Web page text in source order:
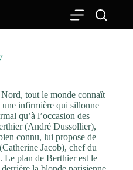
tout le monde connaît
infirmière qui sillonne
qu’à l’occasion des
(André Dussollier),
connu, lui propose de
Jacob), chef du
Le plan de Berthier est le